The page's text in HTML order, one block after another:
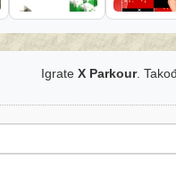
Igrate X Parkour.